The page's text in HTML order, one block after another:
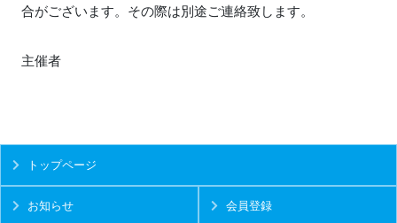
合がございます。その際は別途ご連絡致します。
主催者
トップページ
お知らせ 会員登録